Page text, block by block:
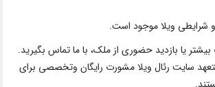
شرایطی ویلا موجود است.
یا بازدید حضوری از ملک، با ما تماس بگیرید.
سایت رئال ویلا مشورت رایگان وتخصصی برای